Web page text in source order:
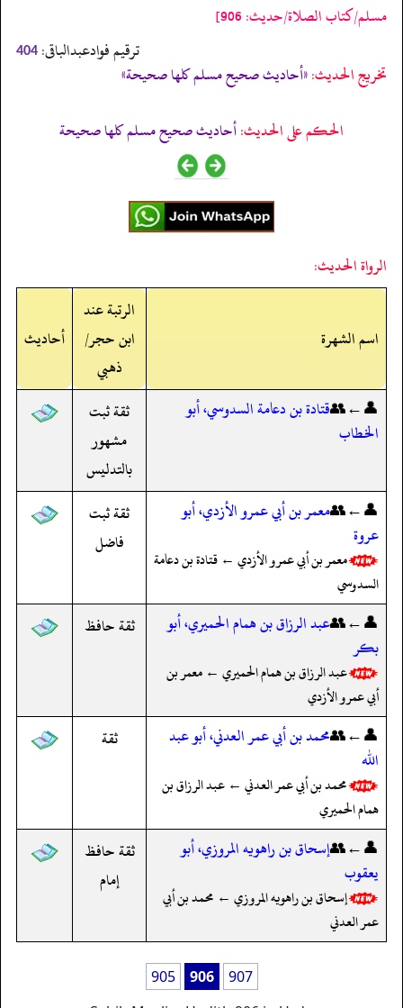
مسلم/كتاب الصلاة/حدیث: 906]
ترقیم فوادعبدالباقی: 404
تخریج الحدیث:«أحاديث صحيح مسلم كلها صحيحة»
الحكم على الحديث:أحاديث صحيح مسلم كلها صحيحة
الرواة الحديث:
اسم الشهرة
الرتبة عند
ابن حجر/
ذهبي
أحاديث
👤←👥قتادة بن دعامة السدوسي، أبو
الخطاب
ثقة ثبت
مشهور
بالتدليس
👤←👥معمر بن أبي عمرو الأزدي، أبو
عروة
معمر بن أبي عمرو الأزدي ← قتادة بن دعامة
السدوسي
ثقة ثبت
فاضل
👤←👥عبد الرزاق بن همام الحميري، أبو
بكر
عبد الرزاق بن همام الحميري ← معمر بن
أبي عمرو الأزدي
ثقة حافظ
👤←👥محمد بن أبي عمر العدني، أبو عبد
الله
محمد بن أبي عمر العدني ← عبد الرزاق بن
همام الحميري
ثقة
👤←👥إسحاق بن راهويه المروزي، أبو
يعقوب
إسحاق بن راهويه المروزي ← محمد بن أبي
عمر العدني
ثقة حافظ
إمام
905 906
907